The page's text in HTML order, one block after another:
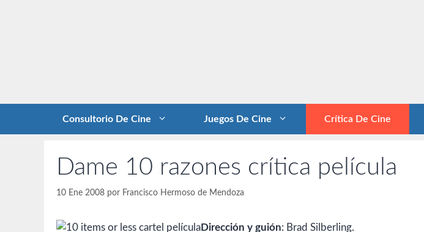
Consultorio De Cine Juegos De Cine Crítica De Cine
Dame 10 razones crítica película
10 Ene 2008 por Francisco Hermoso de Mendoza
Dirección y guión: Brad Silberling.